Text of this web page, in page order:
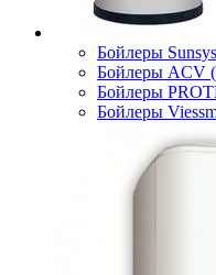
Бойлеры
Бойлеры ACV
Бойлеры
Бойлеры